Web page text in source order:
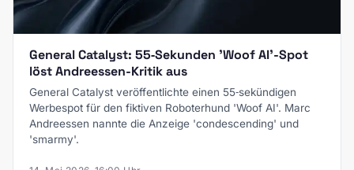
General Catalyst: 55‑Sekunden 'Woof AI'-Spot
löst Andreessen-Kritik aus
General Catalyst veröffentlichte einen 55‑sekündigen
Werbespot für den fiktiven Roboterhund 'Woof AI'. Marc
Andreessen nannte die Anzeige 'condescending' und
'smarmy'.